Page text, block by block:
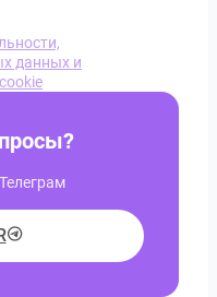
данных и